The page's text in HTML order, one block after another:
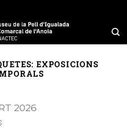
EXPOSICIONS
2026